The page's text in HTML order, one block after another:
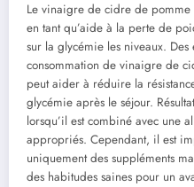
Le vinaigre de cidre de
en tant qu’aide à la perte de
sur la glycémie les niveaux.
consommation de vinaigre de
peut aider à réduire la
glycémie après le séjour.
lorsqu’il est combiné avec une
appropriés. Cependant, il est
uniquement des suppléments
des habitudes saines pour un